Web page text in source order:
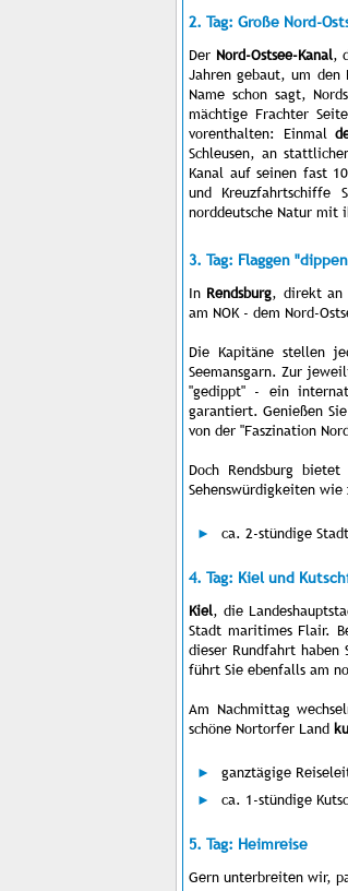
2. Tag: Große Nord-
Der Nord-Ostsee-Kanal,
Jahren gebaut, um den
Name schon sagt,
mächtige Frachter
vorenthalten: Einmal
Schleusen, an
Kanal auf seinen fast
und Kreuzfahrtschiffe
norddeutsche Natur mit
3. Tag: Flaggen
In Rendsburg, direkt an
am NOK - dem Nord-
Die Kapitäne stellen
Seemansgarn. Zur
"gedippt" - ein
garantiert. Genießen
von der "Faszination
Doch Rendsburg
Sehenswürdigkeiten wie
ca. 2-stündige
4. Tag: Kiel und
Kiel, die
Stadt maritimes Flair.
dieser Rundfahrt haben
führt Sie ebenfalls am
Am Nachmittag
schöne Nortorfer Land
ganztägige
ca. 1-stündige
5. Tag: Heimreise
Gern unterbreiten wir,